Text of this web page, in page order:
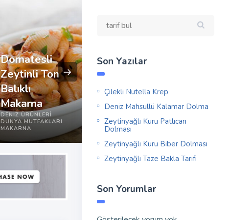
Domatesli
Zeytinli Ton
Balıklı
Makarna
DENIZ ÜRÜNLERI
DÜNYA MUTFAKLARI
MAKARNA
Beğendi
GELENEKSEL
SEBZE
TÜRK MUTFAĞI
BAKLIYAT
GELENEKSEL
Son Yazılar
Çilekli Nutella Krep
Deniz Mahsullü Kalamar Dolma
Zeytinyağlı Kuru Patlıcan
Dolması
Zeytinyağlı Kuru Biber Dolması
Zeytinyağlı Taze Bakla Tarifi
Son Yorumlar